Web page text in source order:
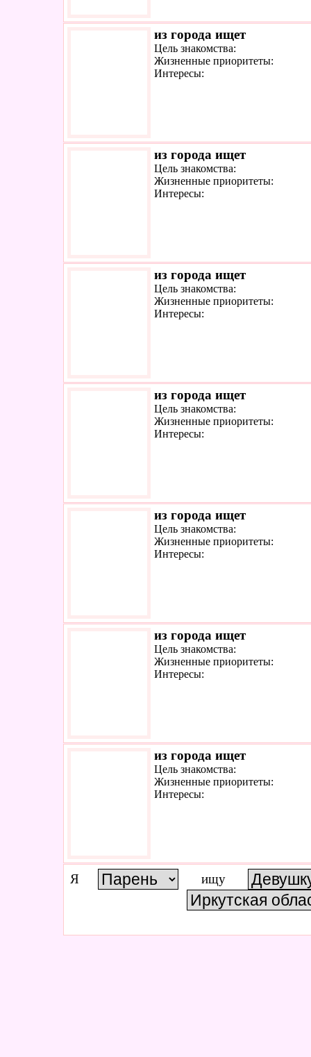
из города ищет
Цель знакомства:
Жизненные приоритеты:
Интересы:
из города ищет
Цель знакомства:
Жизненные приоритеты:
Интересы:
из города ищет
Цель знакомства:
Жизненные приоритеты:
Интересы:
из города ищет
Цель знакомства:
Жизненные приоритеты:
Интересы:
из города ищет
Цель знакомства:
Жизненные приоритеты:
Интересы:
из города ищет
Цель знакомства:
Жизненные приоритеты:
Интересы:
из города ищет
Цель знакомства:
Жизненные приоритеты:
Интересы:
Я ищу